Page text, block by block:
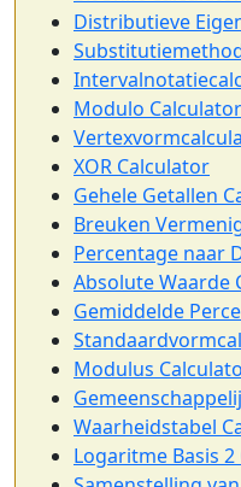
Distributieve
Modulo Calculator
XOR Calculator
Gehele Getallen
Breuken
Percentage naar
Absolute Waarde
Gemiddelde
Modulus
Waarheidstabel
Logaritme Basis